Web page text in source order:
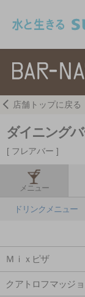
店舗トップに戻る
ダイニング
フレアバー
メニュー
ドリンクメニュー
Ｍｉｘピザ
クアトロフマッジ